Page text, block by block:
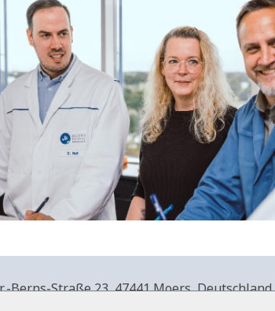
Berns-Straße 23,47441 Moers, Deutschland.